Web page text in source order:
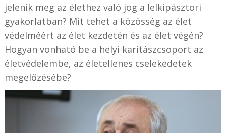
jelenik meg az élethez való jog a lelkipásztori
gyakorlatban? Mit tehet a közösség az élet
védelméért az élet kezdetén és az élet végén?
Hogyan vonható be a helyi karitászcsoport az
életvédelembe, az életellenes cselekedetek
megelőzésébe?